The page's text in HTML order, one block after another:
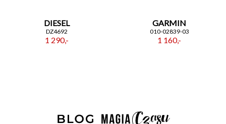
DIESEL
DZ4692
1 290,-
GARMIN
010-02839-03
1 160,-